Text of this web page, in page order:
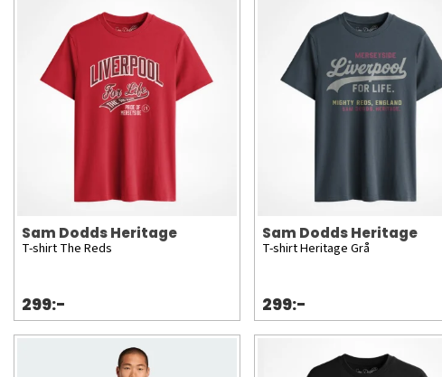
Sam Dodds Heritage
T-shirt The Reds
299:-
Sam Dodds Heritage
T-shirt Heritage Grå
299:-